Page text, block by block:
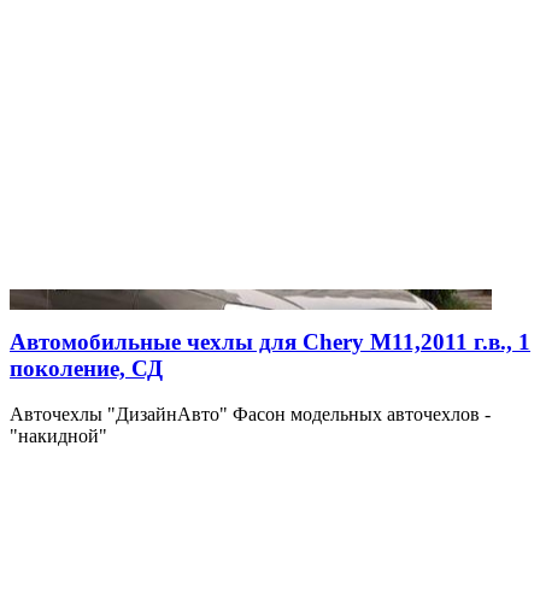
Автомобильные чехлы для Chery M11,2011 г.в., 1
поколение, СД
Авточехлы "ДизайнАвто" Фасон модельных авточехлов -
"накидной"